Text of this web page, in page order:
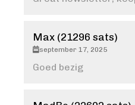
Max (21296 sats)
september 17, 2025
Goed bezig